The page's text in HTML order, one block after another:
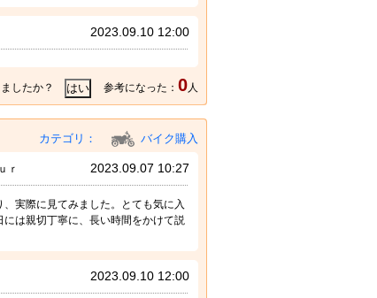
2023.09.10 12:00
したか？ 参考になった： 0人
カテゴリ： バイク購入
ｒ 2023.09.07 10:27
実際に見てみました。とても気に入
は親切丁寧に、長い時間をかけて説
2023.09.10 12:00